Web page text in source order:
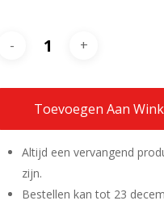
Toevoegen Aan
Altijd een vervangend
zijn.
Bestellen kan tot 23